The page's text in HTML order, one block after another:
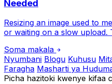
Needed
Resizing an image used to
or waiting on a slow upload.
Soma makala
Nyumbani Blogu Kuhusu
Faragha Masharti ya
Picha hazitoki kwenye kifaa